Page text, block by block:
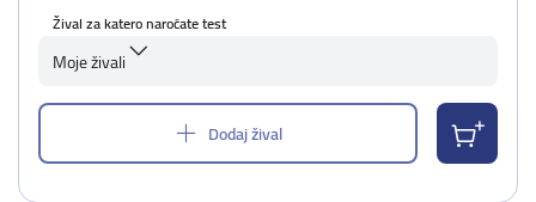
Žival za katero naročate test
Moje živali
Dodaj žival